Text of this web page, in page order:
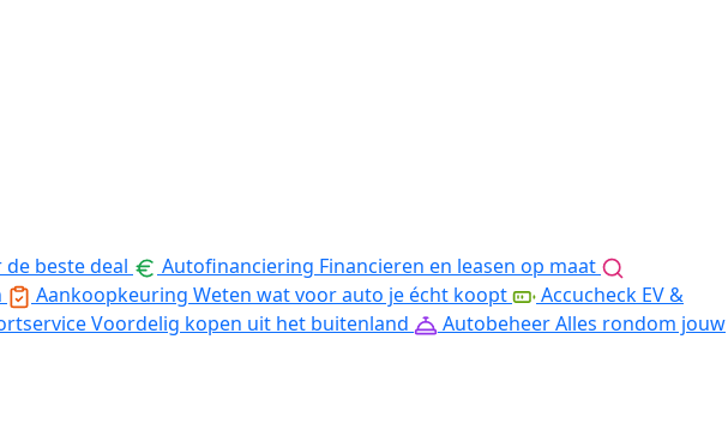
beste deal Autofinanciering Financieren en leasen op maat
Aankoopkeuring Weten wat voor auto je écht koopt
Accucheck EV &
Voordelig kopen uit het buitenland AutobeheerAlles rondom jouw